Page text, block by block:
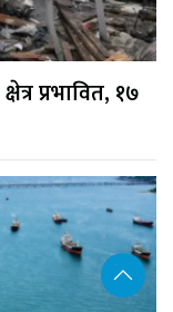
प्रभावित, १७